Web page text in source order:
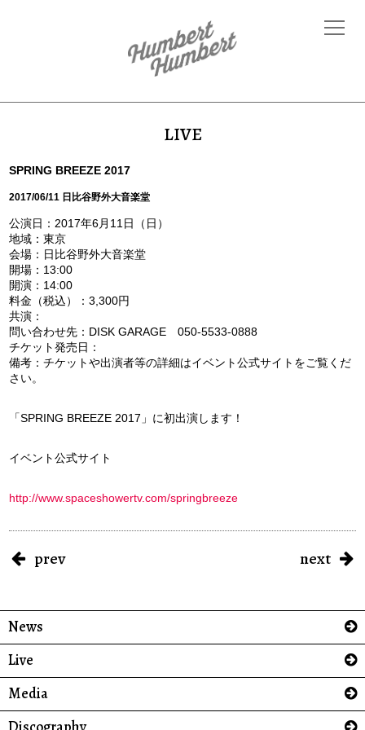
LIVE
SPRING BREEZE 2017
2017/06/11 日比谷野外大音楽堂
公演日：2017年6月11日（日）
地域：東京
会場：日比谷野外大音楽堂
開場：13:00
開演：14:00
料金（税込）：3,300円
共演：
問い合わせ先：DISK GARAGE 050-5533-0888
チケット発売日：
備考：チケットや出演者等の詳細はイベント公式サイトをご覧くだ
さい。
「SPRING BREEZE 2017」に初出演します！
イベント公式サイト
http://www.spaceshowertv.com/springbreeze
prev next
News
Live
Media